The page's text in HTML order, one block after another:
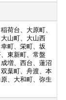
荷台、大原町、
山町、大山西
町、栄町、坂
東新町、常盤
増、西台、蓮沼
葉町、舟渡、本
、大和町、弥生